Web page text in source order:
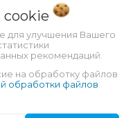
cookie
для улучшения Вашего
рекомендаций.
на обработку файлов
обработки файлов